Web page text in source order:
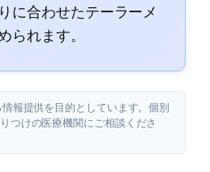
に合わせたテーラーメ
られます。
報提供を目的としています。個別
つけの医療機関にご相談くださ